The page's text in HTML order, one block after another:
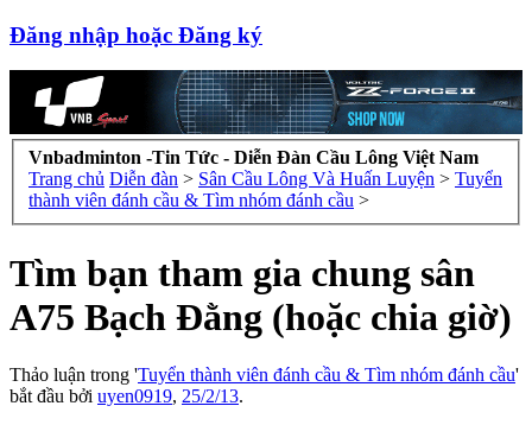
Đăng nhập hoặc Đăng ký
Vnbadminton -Tin Tức - Diễn Đàn Cầu Lông Việt Nam
Trang chủ Diễn đàn > Sân Cầu Lông Và Huấn Luyện > Tuyển
thành viên đánh cầu & Tìm nhóm đánh cầu >
Tìm bạn tham gia chung sân
A75 Bạch Đằng (hoặc chia giờ)
Thảo luận trong 'Tuyển thành viên đánh cầu & Tìm nhóm đánh cầu'
bắt đầu bởi uyen0919, 25/2/13.